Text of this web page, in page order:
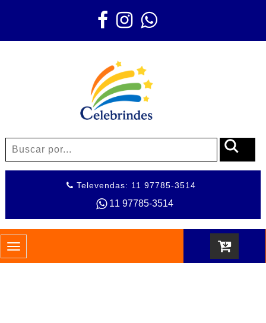
Televendas: 11 97785-3514
11 97785-3514
Toggle
navigation